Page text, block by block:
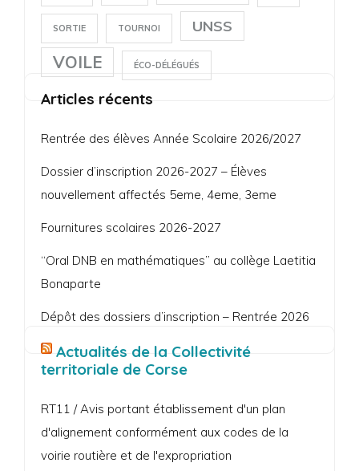
SORTIE TOURNOI UNSS
VOILE ÉCO-DÉLÉGUÉS
Articles récents
Rentrée des élèves Année Scolaire 2026/2027
Dossier d’inscription 2026-2027 – Élèves
nouvellement affectés 5eme, 4eme, 3eme
Fournitures scolaires 2026-2027
“Oral DNB en mathématiques” au collège Laetitia
Bonaparte
Dépôt des dossiers d’inscription – Rentrée 2026
Actualités de la Collectivité
territoriale de Corse
RT11 / Avis portant établissement d'un plan
d'alignement conformément aux codes de la
voirie routière et de l'expropriation